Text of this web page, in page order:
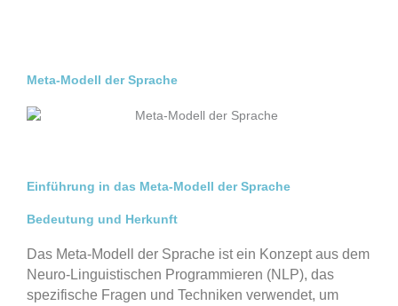
Meta-Modell der Sprache
Einführung in das Meta-Modell der Sprache
Bedeutung und Herkunft
Das Meta-Modell der Sprache ist ein Konzept aus dem
Neuro-Linguistischen Programmieren (NLP), das
spezifische Fragen und Techniken verwendet, um